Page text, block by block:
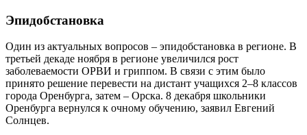
Эпидобстановка
Один из актуальных вопросов – эпидобстановка в регионе. В
третьей декаде ноября в регионе увеличился рост
заболеваемости ОРВИ и гриппом. В связи с этим было
принято решение перевести на дистант учащихся 2–8 классов
города Оренбурга, затем – Орска. 8 декабря школьники
Оренбурга вернулся к очному обучению, заявил Евгений
Солнцев.